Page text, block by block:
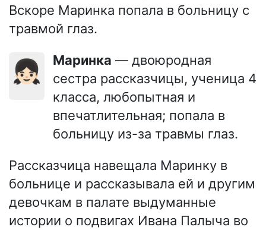
Вскоре Маринка попала в больницу с
травмой глаз.
👧🏻 Маринка — двоюродная
сестра рассказчицы, ученица 4
класса, любопытная и
впечатлительная; попала в
больницу из-за травмы глаз.
Рассказчица навещала Маринку в
больнице и рассказывала ей и другим
девочкам в палате выдуманные
истории о подвигах Ивана Палыча во